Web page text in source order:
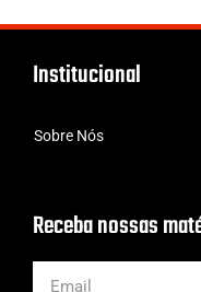
Institucional
Sobre Nós
Receba nossas